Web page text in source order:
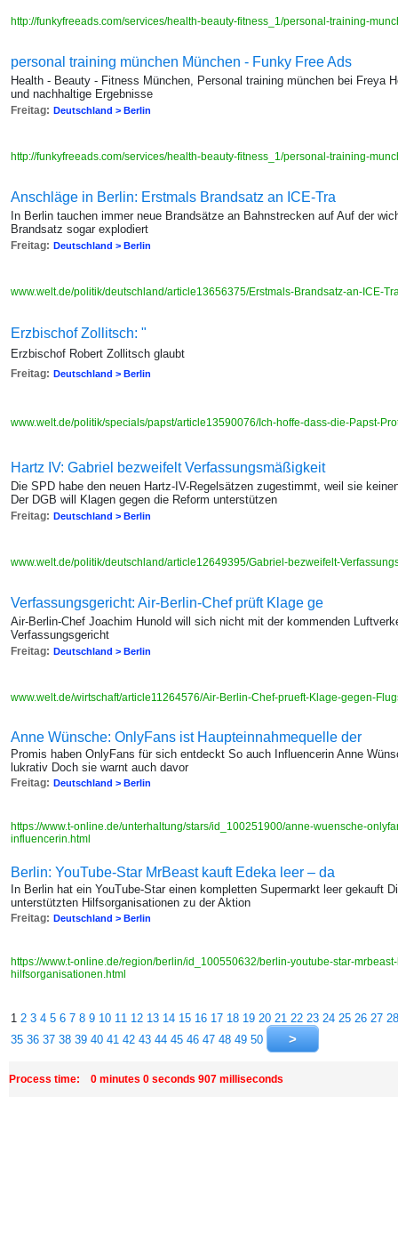
http://funkyfreeads.com/services/health-beauty-fitness_1/personal-training-
personal training münchen München - Funky Free Ads
Health - Beauty - Fitness München, Personal training münchen bei Freya
und nachhaltige Ergebnisse
Freitag: Deutschland > Berlin
http://funkyfreeads.com/services/health-beauty-fitness_1/personal-training-
Anschläge in Berlin: Erstmals Brandsatz an ICE-Tra
In Berlin tauchen immer neue Brandsätze an Bahnstrecken auf Auf der
Brandsatz sogar explodiert
Freitag: Deutschland > Berlin
www.welt.de/politik/deutschland/article13656375/Erstmals-Brandsatz-an-ICE-
Erzbischof Zollitsch: "
Erzbischof Robert Zollitsch glaubt
Freitag: Deutschland > Berlin
www.welt.de/politik/specials/papst/article13590076/Ich-hoffe-dass-die-Papst-
Hartz IV: Gabriel bezweifelt Verfassungsmäßigkeit
Die SPD habe den neuen Hartz-IV-Regelsätzen zugestimmt, weil sie
Der DGB will Klagen gegen die Reform unterstützen
Freitag: Deutschland > Berlin
www.welt.de/politik/deutschland/article12649395/Gabriel-bezweifelt-
Verfassungsgericht: Air-Berlin-Chef prüft Klage ge
Air-Berlin-Chef Joachim Hunold will sich nicht mit der kommenden
Verfassungsgericht
Freitag: Deutschland > Berlin
www.welt.de/wirtschaft/article11264576/Air-Berlin-Chef-prueft-Klage-gegen-
Anne Wünsche: OnlyFans ist Haupteinnahmequelle der
Promis haben OnlyFans für sich entdeckt So auch Influencerin Anne
lukrativ Doch sie warnt auch davor
Freitag: Deutschland > Berlin
https://www.t-online.de/unterhaltung/stars/id_100251900/anne-wuensche-
influencerin.html
Berlin: YouTube-Star MrBeast kauft Edeka leer – da
In Berlin hat ein YouTube-Star einen kompletten Supermarkt leer gekauft
unterstützten Hilfsorganisationen zu der Aktion
Freitag: Deutschland > Berlin
https://www.t-online.de/region/berlin/id_100550632/berlin-youtube-star-
hilfsorganisationen.html
1 2 3 4 5 6 7 8 9 10 11 12 13 14 15 16 17 18 19 20 21 22 23 24 25 26 27 28
35 36 37 38 39 40 41 42 43 44 45 46 47 48 49 50
Process time: 0 minutes 0 seconds 907 milliseconds